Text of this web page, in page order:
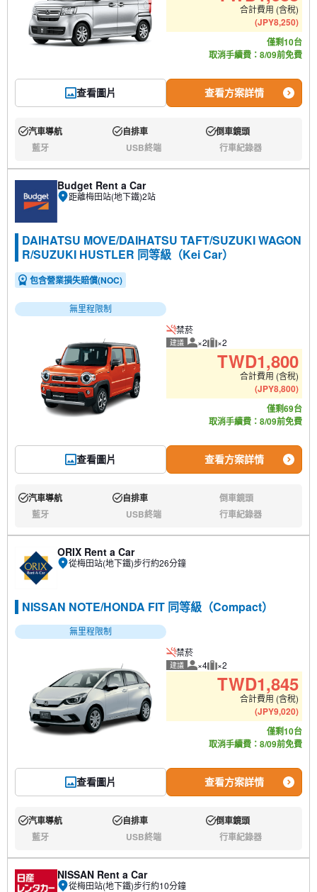
查看圖片
合計費用 (含稅)
(JPY8,250)
僅剩10台
取消手續費：8/09前免費
查看方案詳情
有:汽車導航 有:自排車 有:倒車鏡頭
藍牙 USB終端 行車紀錄器
Budget Rent a Car
距離梅田站(地下鐵)2站
DAIHATSU MOVE/DAIHATSU TAFT/SUZUKI WAGON
R/SUZUKI HUSTLER 同等級（Kei Car）
包含營業損失賠償(NOC)
無里程限制
查看圖片
禁菸
建議 建議人數
×2 建議行李數量
×2
TWD1,800
合計費用 (含稅)
(JPY8,800)
僅剩69台
取消手續費：8/09前免費
查看方案詳情
有:汽車導航 有:自排車 倒車鏡頭
藍牙 USB終端 行車紀錄器
ORIX Rent a Car
從梅田站(地下鐵)步行約26分鐘
NISSAN NOTE/HONDA FIT 同等級（Compact）
無里程限制
查看圖片
禁菸
建議 建議人數
×4 建議行李數量
×2
TWD1,845
合計費用 (含稅)
(JPY9,020)
僅剩10台
取消手續費：8/09前免費
查看方案詳情
有:汽車導航 有:自排車 有:倒車鏡頭
藍牙 USB終端 行車紀錄器
NISSAN Rent a Car
從梅田站(地下鐵)步行約10分鐘